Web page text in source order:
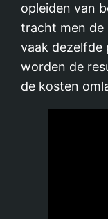
opleiden van
tracht men de
vaak dezelfde
worden de
de kosten